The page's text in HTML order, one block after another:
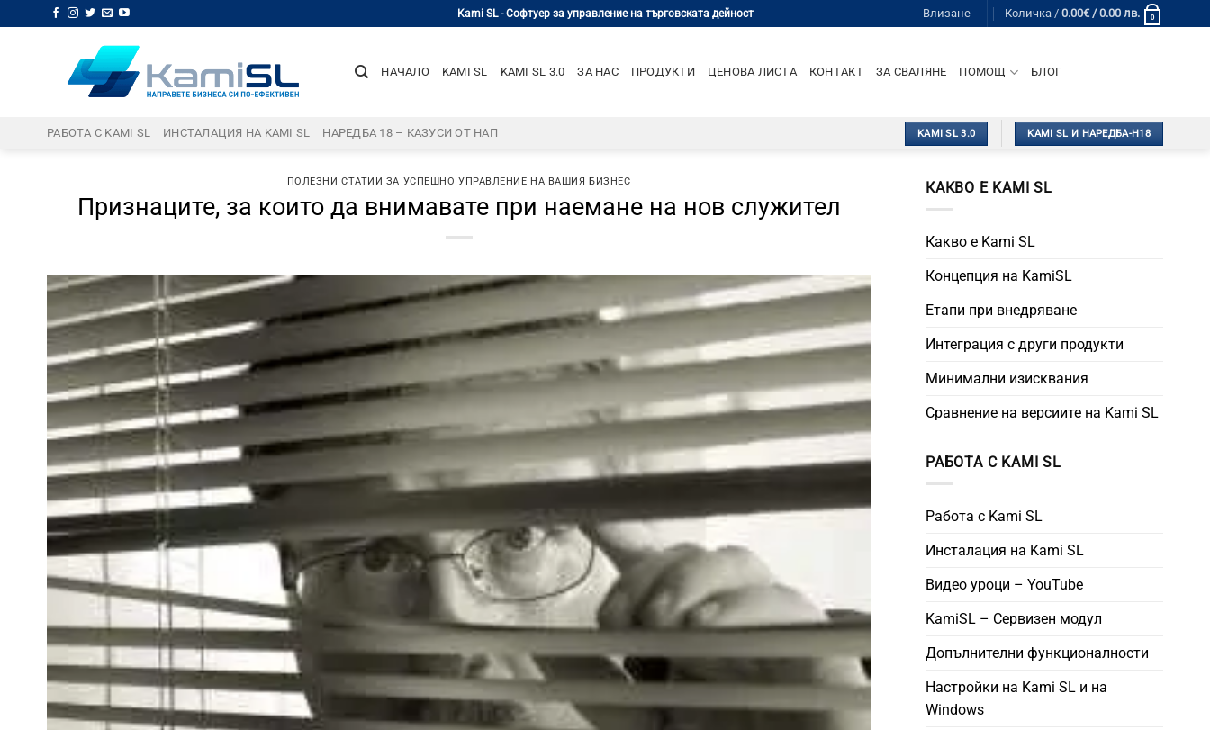
to
Kami SL - Софтуер за управление на търговската дейност Влизане Количка / 0.00€/ 0.00 лв. 0
НАЧАЛО KAMI SL KAMI SL 3.0 ЗА НАС ПРОДУКТИ ЦЕНОВА ЛИСТА КОНТАКТ ЗА СВАЛЯНЕ ПОМОЩ БЛОГ
РАБОТА С KAMI SL ИНСТАЛАЦИЯ НА KAMI SL НАРЕДБА 18 – КАЗУСИ ОТ НАП KAMI SL 3.0 KAMI SL И НАРЕДБА-Н18
ПОЛЕЗНИ СТАТИИ ЗА УСПЕШНО УПРАВЛЕНИЕ НА ВАШИЯ БИЗНЕС
Признаците, за които да внимавате при наемане на нов служител
КАКВО Е KAMI SL
Какво е Kami SL
Концепция на KamiSL
Етапи при внедряване
Интеграция с други продукти
Минимални изисквания
Сравнение на версиите на Kami SL
РАБОТА С KAMI SL
Работа с Kami SL
Инсталация на Kami SL
Видео уроци – YouTube
KamiSL – Сервизен модул
Допълнителни функционалности
Настройки на Kami SL и на
Windows